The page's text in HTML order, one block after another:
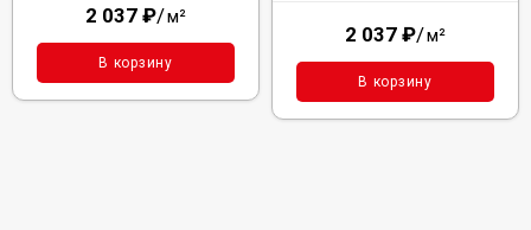
2 037 ₽/м²
В корзину
2 037 ₽/м²
В корзину